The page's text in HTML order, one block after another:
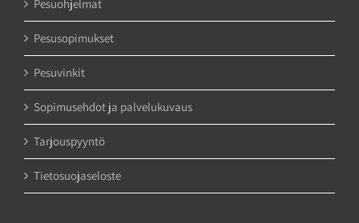
Pesuohjelmat
Pesusopimukset
Pesuvinkit
Sopimusehdot ja palvelukuvaus
Tarjouspyyntö
Tietosuojaseloste